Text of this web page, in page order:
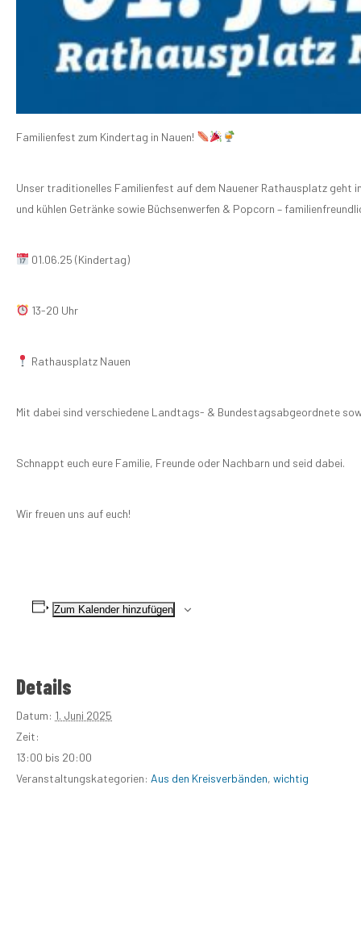
Familienfest zum Kindertag in Nauen!
Unser traditionelles Familienfest auf dem Nauener Rathausplatz geht
und kühlen Getränke sowie Büchsenwerfen & Popcorn –
01.06.25 (Kindertag)
13-20 Uhr
Rathausplatz Nauen
Mit dabei sind verschiedene Landtags- & Bundestagsabgeordnete
Schnappt euch eure Familie, Freunde oder Nachbarn und seid dabei.
Wir freuen uns auf euch!
Zum Kalender hinzufügen
Details
Datum: 1. Juni 2025
Zeit:
13:00 bis 20:00
Veranstaltungskategorien: Aus den Kreisverbänden, wichtig